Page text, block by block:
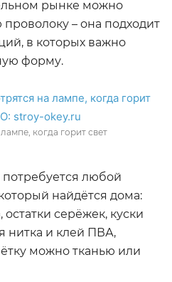
рынке можно
– она подходит
в которых важно
форму.
когда горит свет
любой
найдётся дома:
серёжек, куски
нитка и клей ПВА,
можно тканью или